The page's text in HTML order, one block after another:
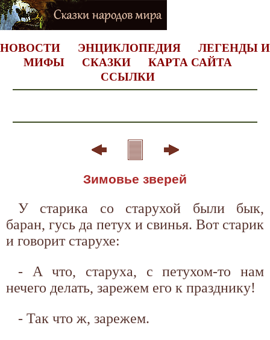
НОВОСТИ ЭНЦИКЛОПЕДИЯ
ЛЕГЕНДЫ И
МИФЫ
СКАЗКИ
КАРТА САЙТА
ССЫЛКИ
Зимовье зверей
У старика со старухой были бык,
баран, гусь да петух и свинья. Вот старик
и говорит старухе:
- А что, старуха, с петухом-то нам
нечего делать, зарежем его к празднику!
- Так что ж, зарежем.